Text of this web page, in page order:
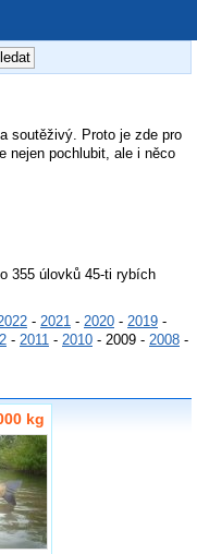
soutěživý. Proto je zde pro
nejen pochlubit, ale i něco
355 úlovků 45-ti rybích
- 2021 - 2020 - 2019 -
- 2011 - 2010 - 2009 - 2008 -
kg